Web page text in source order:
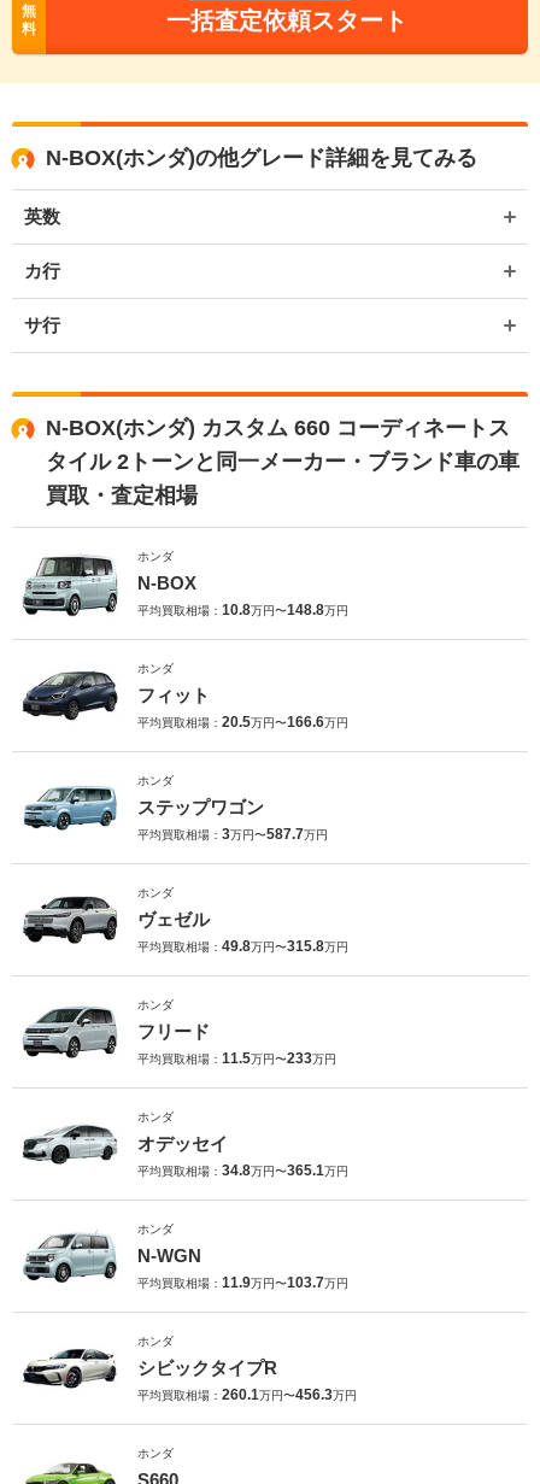
無
料
一括査定依頼スタート
N-BOX(ホンダ)の他グレード詳細を見てみる
英数
カ行
サ行
N-BOX(ホンダ) カスタム 660 コーディネートス
タイル 2トーンと同一メーカー・ブランド車の車
買取・査定相場
ホンダ
N-BOX
平均買取相場： 10.8万円〜148.8万円
ホンダ
フィット
平均買取相場： 20.5万円〜166.6万円
ホンダ
ステップワゴン
平均買取相場： 3万円〜587.7万円
ホンダ
ヴェゼル
平均買取相場： 49.8万円〜315.8万円
ホンダ
フリード
平均買取相場： 11.5万円〜233万円
ホンダ
オデッセイ
平均買取相場： 34.8万円〜365.1万円
ホンダ
N-WGN
平均買取相場： 11.9万円〜103.7万円
ホンダ
シビックタイプR
平均買取相場： 260.1万円〜456.3万円
ホンダ